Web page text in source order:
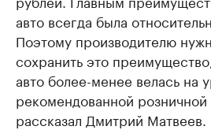
авто всегда была
Поэтому производителю
сохранить это
авто более-менее велась на
рекомендованной
рассказал Дмитрий Матвеев.